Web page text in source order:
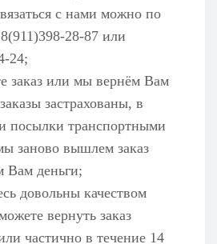
с нами можно по
28-87 или
24;
заказ или мы вернём Вам
застрахованы, в
посылки транспортными
заново вышлем заказ
Вам деньги;
довольны качеством
вернуть заказ
частично в течение 14